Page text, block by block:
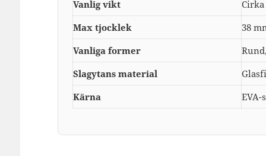
Vanlig vikt
Cirka
Max tjocklek
38
Vanliga former
Slagytans material
Kärna